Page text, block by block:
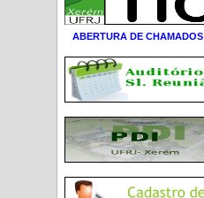
ABERTURA DE CHAMADOS